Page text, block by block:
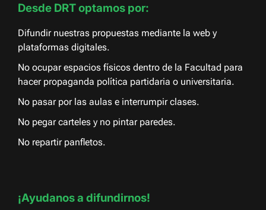
Desde DRT optamos por:
Difundir nuestras propuestas mediante la web y
plataformas digitales.
No ocupar espacios físicos dentro de la Facultad para
hacer propaganda política partidaria o universitaria.
No pasar por las aulas e interrumpir clases.
No pegar carteles y no pintar paredes.
No repartir panfletos.
¡Ayudanos a difundirnos!